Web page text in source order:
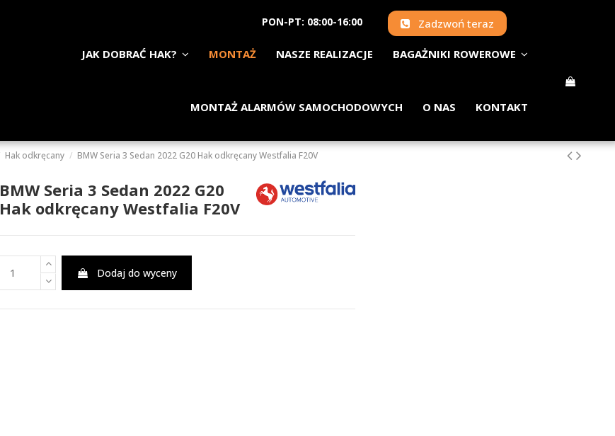
PON-PT: 08:00-16:00 Zadzwoń teraz
JAK DOBRAĆ HAK? MONTAŻ NASZE REALIZACJE BAGAŻNIKI ROWEROWE
MONTAŻ ALARMÓW SAMOCHODOWYCH O NAS KONTAKT
Hak odkręcany BMW Seria 3 Sedan 2022 G20 Hak odkręcany Westfalia F20V
BMW Seria 3 Sedan 2022 G20
Hak odkręcany Westfalia F20V
Dodaj do wyceny